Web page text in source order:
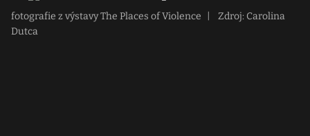
fotografie z výstavy The Places of Violence
Zdroj: Carolina
Dutca